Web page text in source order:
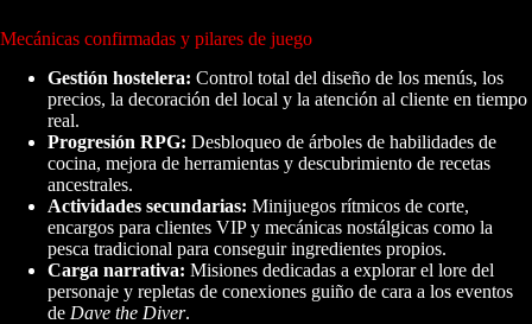
Mecánicas confirmadas y pilares de juego
Gestión hostelera: Control total del diseño de los menús, los
precios, la decoración del local y la atención al cliente en tiempo
real.
Progresión RPG: Desbloqueo de árboles de habilidades de
cocina, mejora de herramientas y descubrimiento de recetas
ancestrales.
Actividades secundarias: Minijuegos rítmicos de corte,
encargos para clientes VIP y mecánicas nostálgicas como la
pesca tradicional para conseguir ingredientes propios.
Carga narrativa: Misiones dedicadas a explorar el lore del
personaje y repletas de conexiones guiño de cara a los eventos
de Dave the Diver.